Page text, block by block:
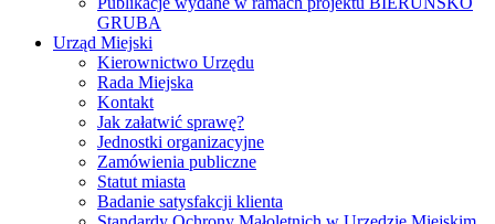
GRUBA
Urząd Miejski
Kierownictwo Urzędu
Rada Miejska
Kontakt
Jak załatwić sprawę?
Jednostki organizacyjne
Zamówienia publiczne
Statut miasta
Badanie satysfakcji klienta